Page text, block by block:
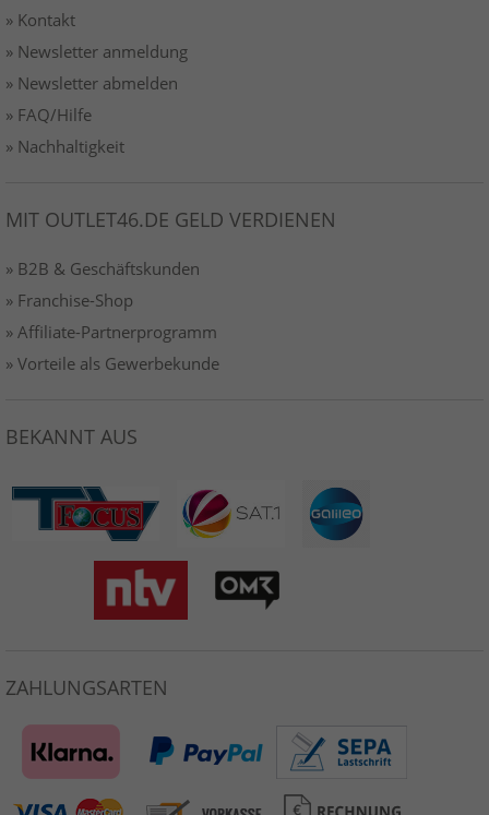
» Kontakt
» Newsletter anmeldung
» Newsletter abmelden
» FAQ/Hilfe
» Nachhaltigkeit
MIT OUTLET46.DE GELD VERDIENEN
» B2B & Geschäftskunden
» Franchise-Shop
» Affiliate-Partnerprogramm
» Vorteile als Gewerbekunde
BEKANNT AUS
ZAHLUNGSARTEN